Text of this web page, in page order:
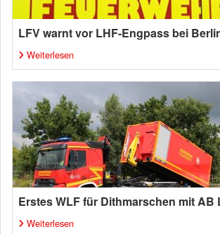
LFV warnt vor LHF-Engpass bei
Weiterlesen
Erstes WLF für Dithmarschen mit AB
Weiterlesen